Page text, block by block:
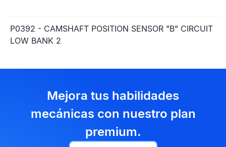
P0392 - CAMSHAFT POSITION SENSOR "B" CIRCUIT
LOW BANK 2
Mejora tus habilidades
mecánicas con nuestro plan
premium.